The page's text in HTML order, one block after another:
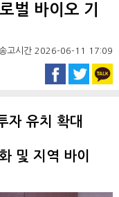
벌 바이오 기
고시간 2026-06-11 17:09
자 유치 확대
및 지역 바이